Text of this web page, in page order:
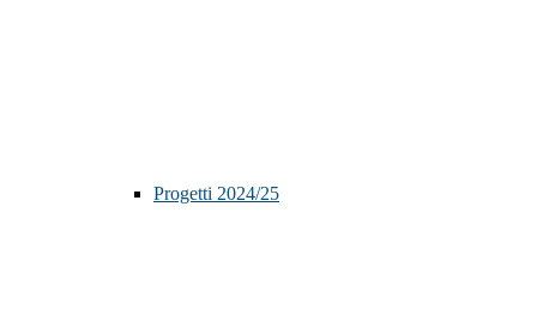
Progetti 2024/25